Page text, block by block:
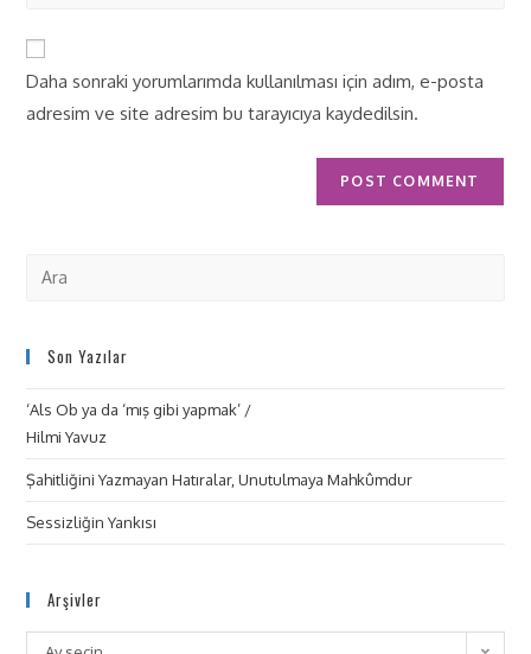
Daha sonraki yorumlarımda kullanılması için adım, e-posta
adresim ve site adresim bu tarayıcıya kaydedilsin.
Son Yazılar
‘Als Ob ya da ‘mış gibi yapmak’ /
Hilmi Yavuz
Şahitliğini Yazmayan Hatıralar, Unutulmaya Mahkûmdur
Sessizliğin Yankısı
Arşivler